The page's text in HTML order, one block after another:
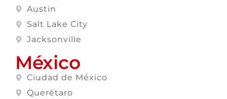
Austin
Salt Lake City
Jacksonville
México
Ciudad de México
Querétaro